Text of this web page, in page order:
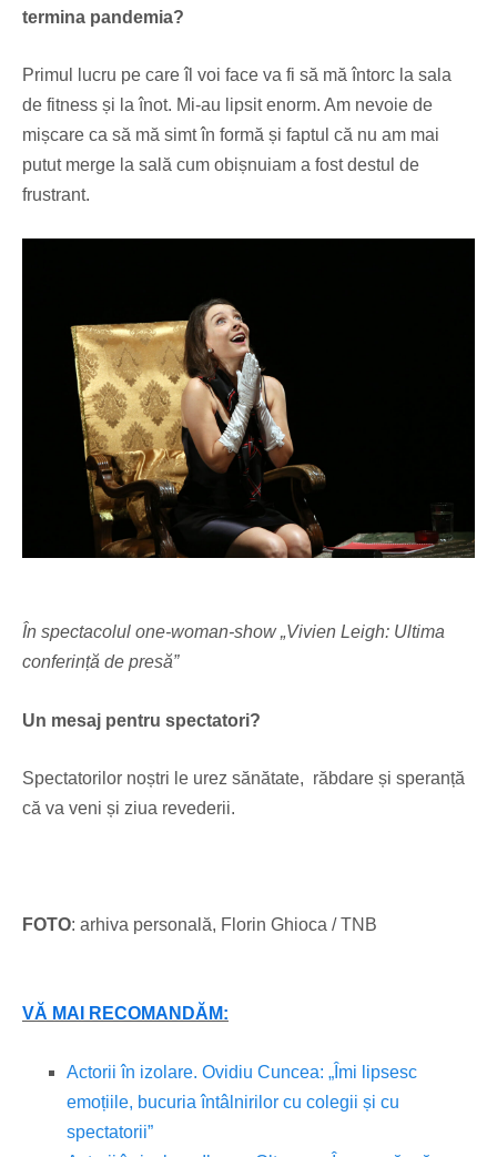
termina pandemia?
Primul lucru pe care îl voi face va fi să mă întorc la sala
de fitness și la înot. Mi-au lipsit enorm. Am nevoie de
mișcare ca să mă simt în formă și faptul că nu am mai
putut merge la sală cum obișnuiam a fost destul de
frustrant.
În spectacolul one-woman-show „Vivien Leigh: Ultima
conferință de presă”
Un mesaj pentru spectatori?
Spectatorilor noștri le urez sănătate, răbdare și speranță
că va veni și ziua revederii.
FOTO: arhiva personală, Florin Ghioca / TNB
VĂ MAI RECOMANDĂM:
Actorii în izolare. Ovidiu Cuncea: „Îmi lipsesc
emoțiile, bucuria întâlnirilor cu colegii și cu
spectatorii”